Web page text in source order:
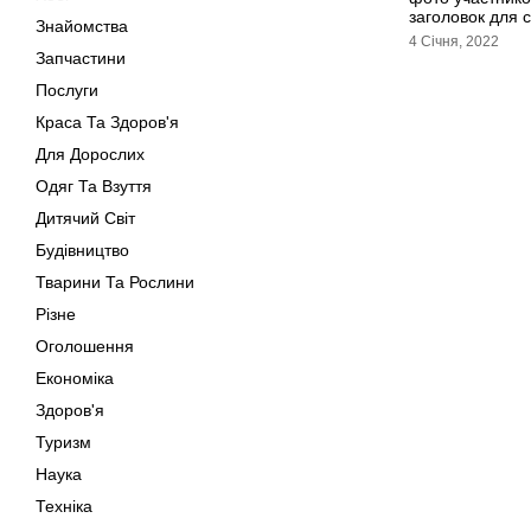
Знайомства
Запчастини
Послуги
Краса Та Здоров'я
Для Дорослих
Одяг Та Взуття
Дитячий Світ
Будівництво
Тварини Та Рослини
Різне
Оголошення
Економіка
Здоров'я
Туризм
Наука
Техніка
заголовок для
4 Січня, 2022